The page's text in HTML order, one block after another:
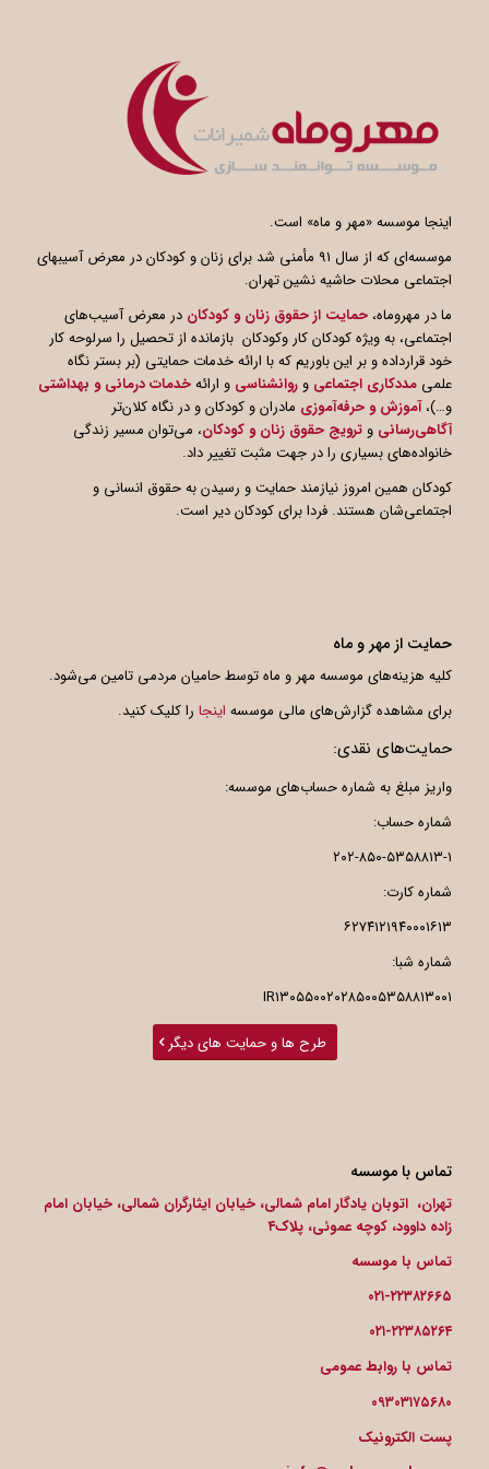
اینجا موسسه «مهر و ماه» است.
موسسه‌ای که از سال ۹۱ مأمنی شد برای زنان و کودکان در معرض آسیبهای
اجتماعی محلات حاشیه نشین تهران.
ما در مهروماه، حمایت از حقوق زنان و کودکان در معرض آسیب‌های
اجتماعی، به ویژه کودکان کار وکودکان بازمانده از تحصیل را سرلوحه کار
خود قرارداده و بر این باوریم که با ارائه خدمات حمایتی (بر بستر نگاه
علمی مددکاری اجتماعی وروانشناسی و ارائهخدمات درمانی و بهداشتی
و…)،آموزش و حرفه‌آموزی مادران و کودکان و در نگاه کلان‌تر
آگاهیرسانی وترویج حقوق زنان و کودکان، می‌توان مسیر زندگی
خانواده‌های بسیاری را در جهت مثبت تغییر داد.
کودکان همین امروز نیازمند حمایت و رسیدن به حقوق انسانی و
اجتماعی‌شان هستند. فردا برای کودکان دیر است.
حمایت از مهر و ماه
کلیه هزینه‌های موسسه مهر و ماه توسط حامیان مردمی تامین می‌شود.
برای مشاهده گزارش‌های مالی موسسه اینجارا کلیک کنید.
حمایت‌های نقدی:
واریز مبلغ به شماره حساب‌های موسسه:
شماره حساب:
۲۰۲-۸۵۰-۵۳۵۸۸۱۳-۱
شماره کارت:
۶۲۷۴۱۲۱۹۴۰۰۰۱۶۱۳
شماره شبا:
IR۱۳۰۵۵۰۰۲۰۲۸۵۰۰۵۳۵۸۸۱۳۰۰۱
طرح ها و حمایت های دیگر
تماس با موسسه
تهران، اتوبان یادگار امام شمالی، خیابان ایثارگران شمالی، خیابان امام
زاده داوود، کوچه عموئی، پلاک۴
تماس با موسسه
۰۲۱-۲۲۳۸۲۶۶۵
۰۲۱-۲۲۳۸۵۲۶۴
تماس با روابط عمومی
۰۹۳۰۳۱۷۵۶۸۰
پست الکترونیک